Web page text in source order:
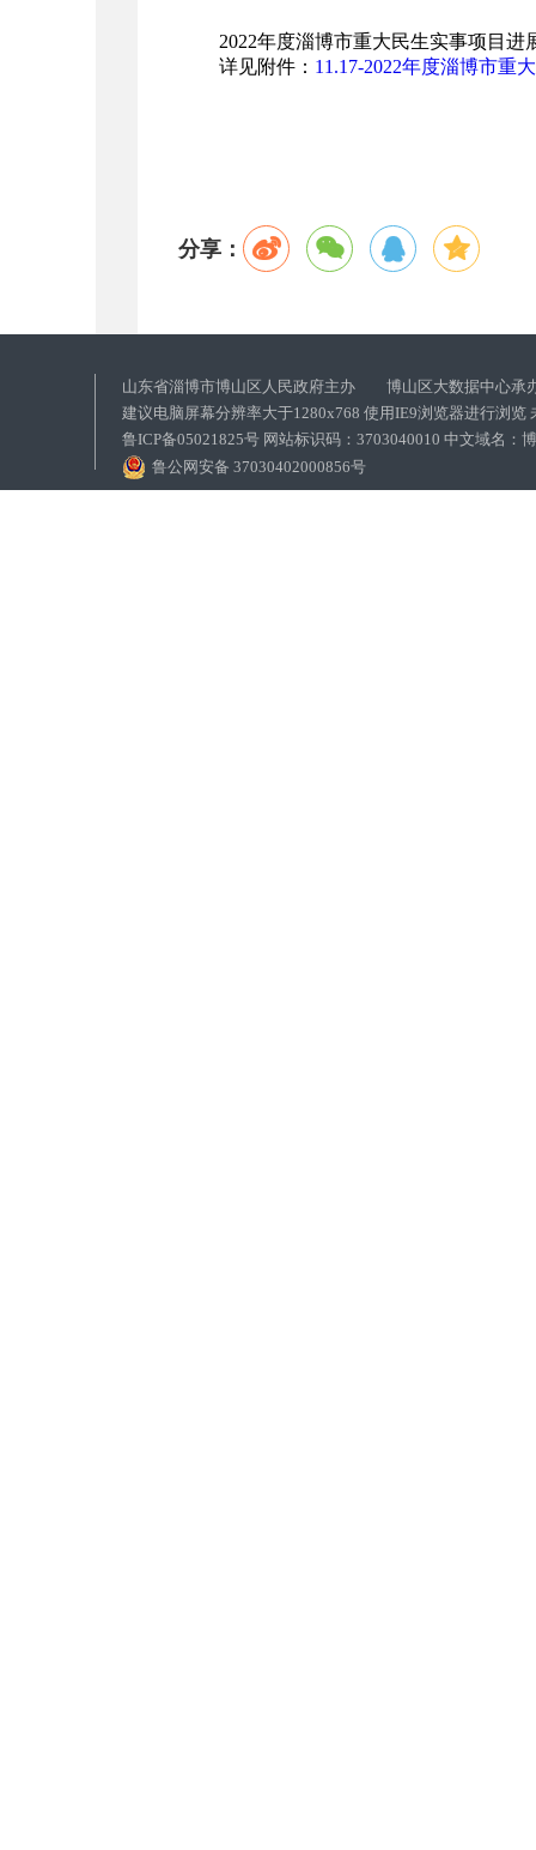
2022年度淄博市重大民生实事项目进
详见附件： 11.17-2022年度淄博市重
分享：
山东省淄博市博山区人民政府主办 博山区大数据中心承
建议电脑屏幕分辨率大于1280x768 使用IE9浏览器进行浏览
鲁ICP备05021825号 网站标识码：3703040010 中文域名：
鲁公网安备 37030402000856号